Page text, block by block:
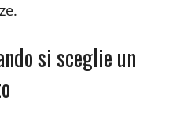
si sceglie un